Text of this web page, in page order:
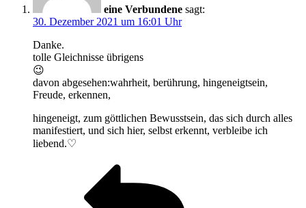
eine Verbundene sagt:
30. Dezember 2021 um 16:01 Uhr
Danke.
tolle Gleichnisse übrigens
😉
davon abgesehen:wahrheit, berührung, hingeneigtsein,
Freude, erkennen,
hingeneigt, zum göttlichen Bewusstsein, das sich durch alles
manifestiert, und sich hier, selbst erkennt, verbleibe ich
liebend.♡